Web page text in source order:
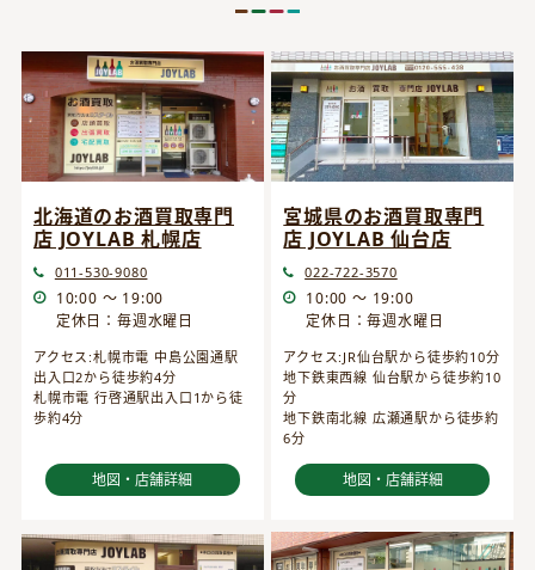
北海道のお酒買取専門
店 JOYLAB 札幌店
011-530-9080
10:00 ～ 19:00
定休日：毎週水曜日
アクセス:札幌市電 中島公園通駅
出入口2から徒歩約4分
札幌市電 行啓通駅出入口1から徒
歩約4分
地図・店舗詳細
宮城県のお酒買取専門
店 JOYLAB 仙台店
022-722-3570
10:00 ～ 19:00
定休日：毎週水曜日
アクセス:JR仙台駅から徒歩約10分
地下鉄東西線 仙台駅から徒歩約10
分
地下鉄南北線 広瀬通駅から徒歩約
6分
地図・店舗詳細